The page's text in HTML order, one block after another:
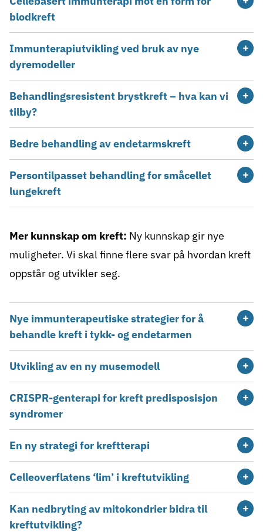
blodkreft
Immunterapiutvikling ved bruk av nye
dyremodeller
Behandlingsresistent brystkreft – hva kan vi
tilby?
Bedre behandling av endetarmskreft
Persontilpasset behandling for småcellet
lungekreft
Mer kunnskap om kreft: Ny kunnskap gir nye
muligheter. Vi skal finne flere svar på hvordan kreft
oppstår og utvikler seg.
Nye immunterapeutiske strategier for å
behandle kreft i tykk- og endetarmen
Utvikling av en ny musemodell
CRISPR-genterapi for kreft predisposisjon
syndromer
En ny strategi for kreftterapi
Celleoverflatens ‘lim’ i kreftutvikling
Kan nedbryting av mitokondrier bidra til
kreftutvikling?